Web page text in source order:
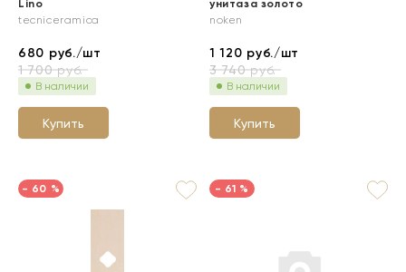
Lino
tecniceramica
680 руб./шт
1 700руб.
В наличии
Купить
унитаза золото
noken
1 120 руб./шт
3 740руб.
В наличии
Купить
- 60 % - 61 %